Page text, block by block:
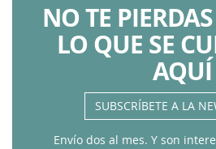
NO TE
LO QUE SE
AQUÍ
SUBSCRÍBETE A LA
Envío dos al mes. Y son